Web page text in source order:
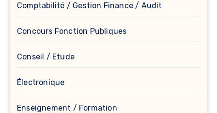
Comptabilité / Gestion Finance / Audit
Concours Fonction Publiques
Conseil / Etude
Électronique
Enseignement / Formation